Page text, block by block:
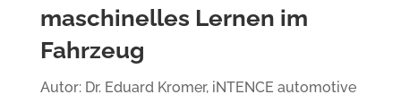
maschinelles Lernen im
Fahrzeug
Autor: Dr. Eduard Kromer, iNTENCE automotive